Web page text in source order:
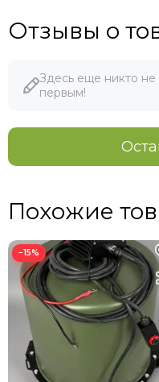
Отзывы о
Здесь еще никто не
первым!
Похожие
−15%